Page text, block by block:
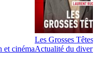
et cinéma
Les Grosses Têtes
Actualité du